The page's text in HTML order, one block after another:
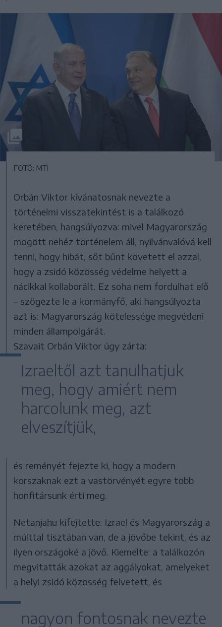
FOTÓ: MTI
Orbán Viktor kívánatosnak nevezte a
történelmi visszatekintést is a találkozó
keretében, hangsúlyozva: mivel Magyarország
mögött nehéz történelem áll, nyilvánvalóvá kell
tenni, hogy hibát, sőt bűnt követett el azzal,
hogy a zsidó közösség védelme helyett a
nácikkal kollaborált. Ez soha nem fordulhat elő
– szögezte le a kormányfő, aki hangsúlyozta
azt is: Magyarország kötelessége megvédeni
minden állampolgárát.
Szavait Orbán Viktor úgy zárta:
Izraeltől azt tanulhatjuk
meg, hogy amiért nem
harcolunk meg, azt
elveszítjük,
és reményét fejezte ki, hogy a modern
korszaknak ezt a vastörvényét egyre több
honfitársunk érti meg.
Netanjahu kifejtette: Izrael és Magyarország a
múlttal tisztában van, de a jövőbe tekint, és az
ilyen országoké a jövő. Kiemelte: a találkozón
megvitatták azokat az aggályokat, amelyeket
a helyi zsidó közösség felvetett, és
nagyon fontosnak nevezte